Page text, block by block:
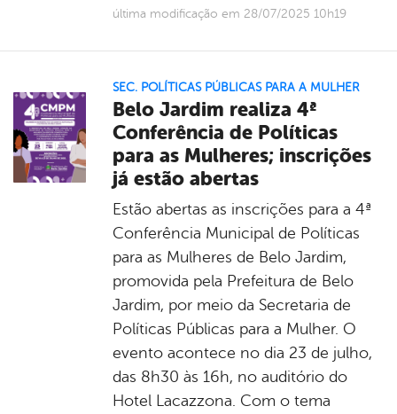
última modificação em 28/07/2025 10h19
SEC. POLÍTICAS PÚBLICAS PARA A MULHER
Belo Jardim realiza 4ª
Conferência de Políticas
para as Mulheres; inscrições
já estão abertas
Estão abertas as inscrições para a 4ª
Conferência Municipal de Políticas
para as Mulheres de Belo Jardim,
promovida pela Prefeitura de Belo
Jardim, por meio da Secretaria de
Políticas Públicas para a Mulher. O
evento acontece no dia 23 de julho,
das 8h30 às 16h, no auditório do
Hotel Lacazzona. Com o tema